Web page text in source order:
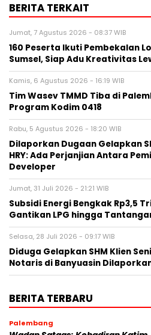
BERITA TERKAIT
Jumat, 7 Agustus 2026 - 08:37 WIB
160 Peserta Ikuti Pembekalan
Sumsel, Siap Adu Kreativitas
Kamis, 6 Agustus 2026 - 16:19 WIB
Tim Wasev TMMD Tiba di
Program Kodim 0418
Rabu, 5 Agustus 2026 - 18:20 WIB
Dilaporkan Dugaan Gelapkan
HRY: Ada Perjanjian Antara
Developer
Jumat, 31 Juli 2026 - 21:21 WIB
Subsidi Energi Bengkak Rp3,5
Gantikan LPG hingga
Selasa, 28 Juli 2026 - 09:17 WIB
Diduga Gelapkan SHM Klien
Notaris di Banyuasin
BERITA TERBARU
Palembang